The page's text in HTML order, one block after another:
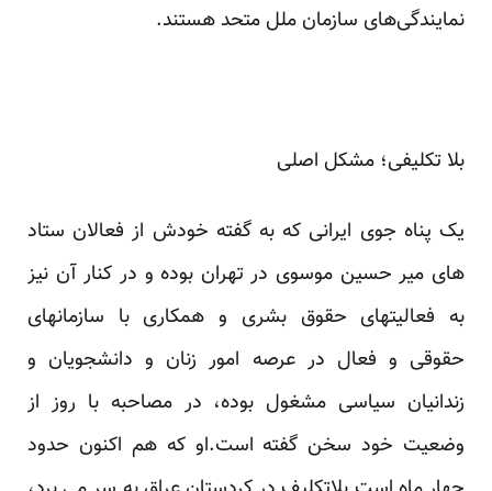
نمایندگی‌های سازمان ملل متحد هستند.
بلا تکلیفی؛ مشکل اصلی
یک پناه جوی ایرانی که به گفته خودش از فعالان ستاد
های میر حسین موسوی در تهران بوده و در کنار آن نیز
به فعالیتهای حقوق بشری و همکاری با سازمانهای
حقوقی و فعال در عرصه امور زنان و دانشجویان و
زندانیان سیاسی مشغول بوده، در مصاحبه با روز از
وضعیت خود سخن گفته است.او که هم اکنون حدود